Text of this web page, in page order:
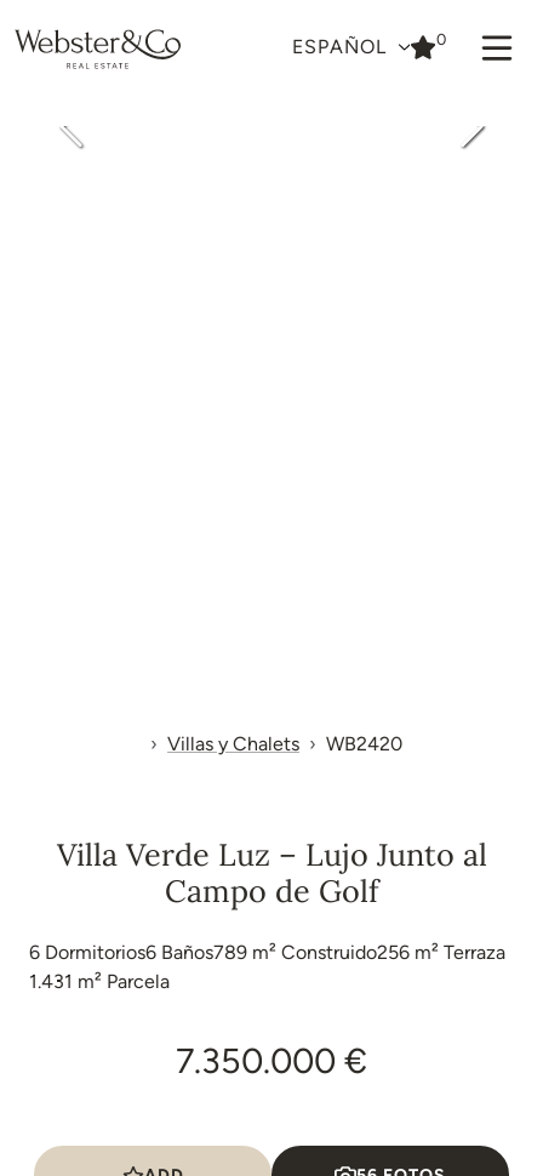
ESPAÑOL 0
Villas y Chalets WB2420
Villa Verde Luz – Lujo Junto al
Campo de Golf
6 Dormitorios6 Baños789 m² Construido256 m² Terraza
1.431 m² Parcela
7.350.000 €